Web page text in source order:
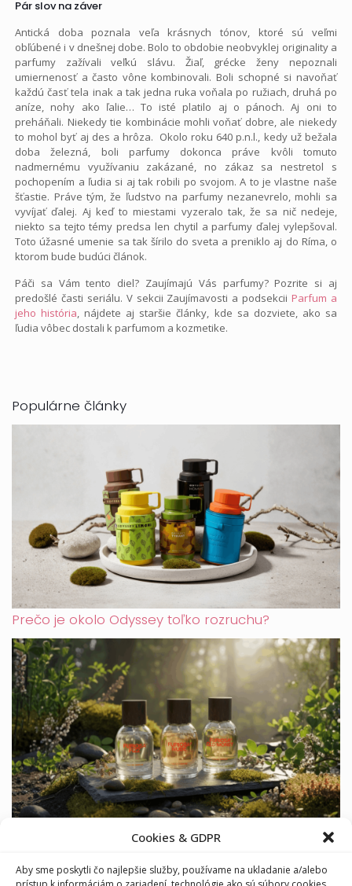
Cookies & GDPR
Aby sme poskytli čo najlepšie služby, používame na ukladanie a/alebo
Pár slov na záver
Antická doba poznala veľa krásnych tónov, ktoré sú veľmi
obľúbené i v dnešnej dobe. Bolo to obdobie neobvyklej originality a
parfumy zažívali veľkú slávu. Žiaľ, grécke ženy nepoznali
umiernenosť a často vône kombinovali. Boli schopné si navoňať
každú časť tela inak a tak jedna ruka voňala po ružiach, druhá po
aníze, nohy ako ľalie… To isté platilo aj o pánoch. Aj oni to
preháňali. Niekedy tie kombinácie mohli voňať dobre, ale niekedy
to mohol byť aj des a hrôza. Okolo roku 640 p.n.l., kedy už bežala
doba železná, boli parfumy dokonca práve kvôli tomuto
nadmernému využívaniu zakázané, no zákaz sa nestretol s
pochopením a ľudia si aj tak robili po svojom. A to je vlastne naše
šťastie. Práve tým, že ľudstvo na parfumy nezanevrelo, mohli sa
vyvíjať ďalej. Aj keď to miestami vyzeralo tak, že sa nič nedeje,
niekto sa tejto témy predsa len chytil a parfumy ďalej vylepšoval.
Toto úžasné umenie sa tak šírilo do sveta a preniklo aj do Ríma, o
ktorom bude budúci článok.
Páči sa Vám tento diel? Zaujímajú Vás parfumy? Pozrite si aj
predošlé časti seriálu. V sekcii Zaujímavosti a podsekcii Parfum a
jeho história , nájdete aj staršie články, kde sa dozviete, ako sa
ľudia vôbec dostali k parfumom a kozmetike.
Populárne články
Prečo je okolo Odyssey toľko rozruchu?
Furiosa: česká značka parfémov, ktorá vonia